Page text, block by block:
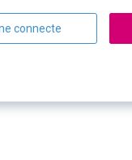
connecte